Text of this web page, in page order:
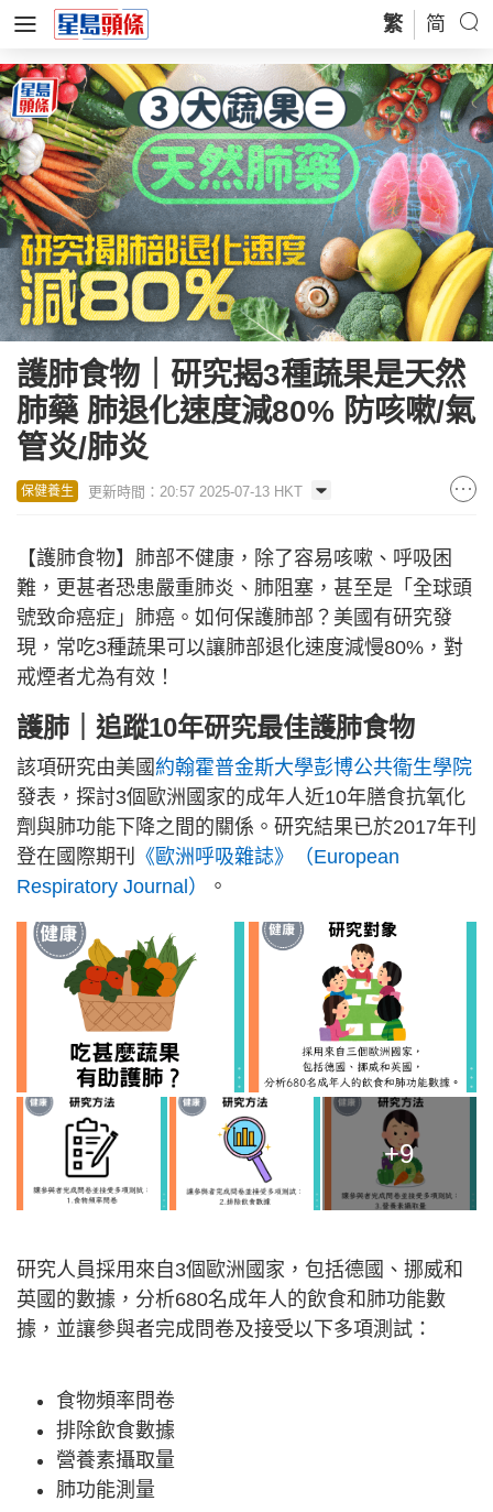
繁 简
護肺食物｜研究揭3種蔬果是天然
肺藥 肺退化速度減80% 防咳嗽/氣
管炎/肺炎
保健養生 更新時間：20:57 2025-07-13 HKT
【護肺食物】肺部不健康，除了容易咳嗽、呼吸困
難，更甚者恐患嚴重肺炎、肺阻塞，甚至是「全球頭
號致命癌症」肺癌。如何保護肺部？美國有研究發
現，常吃3種蔬果可以讓肺部退化速度減慢80%，對
戒煙者尤為有效！
護肺｜追蹤10年研究最佳護肺食物
該項研究由美國 約翰霍普金斯大學彭博公共衞生學院
發表，探討3個歐洲國家的成年人近10年膳食抗氧化
劑與肺功能下降之間的關係。研究結果已於2017年刊
登在國際期刊
《歐洲呼吸雜誌》（European
Respiratory Journal）
。
+9
研究人員採用來自3個歐洲國家，包括德國、挪威和
英國的數據，分析680名成年人的飲食和肺功能數
據，並讓參與者完成問卷及接受以下多項測試：
食物頻率問卷
排除飲食數據
營養素攝取量
肺功能測量